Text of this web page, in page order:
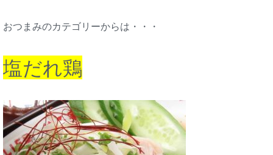
おつまみのカテゴリーからは・・・
塩だれ鶏